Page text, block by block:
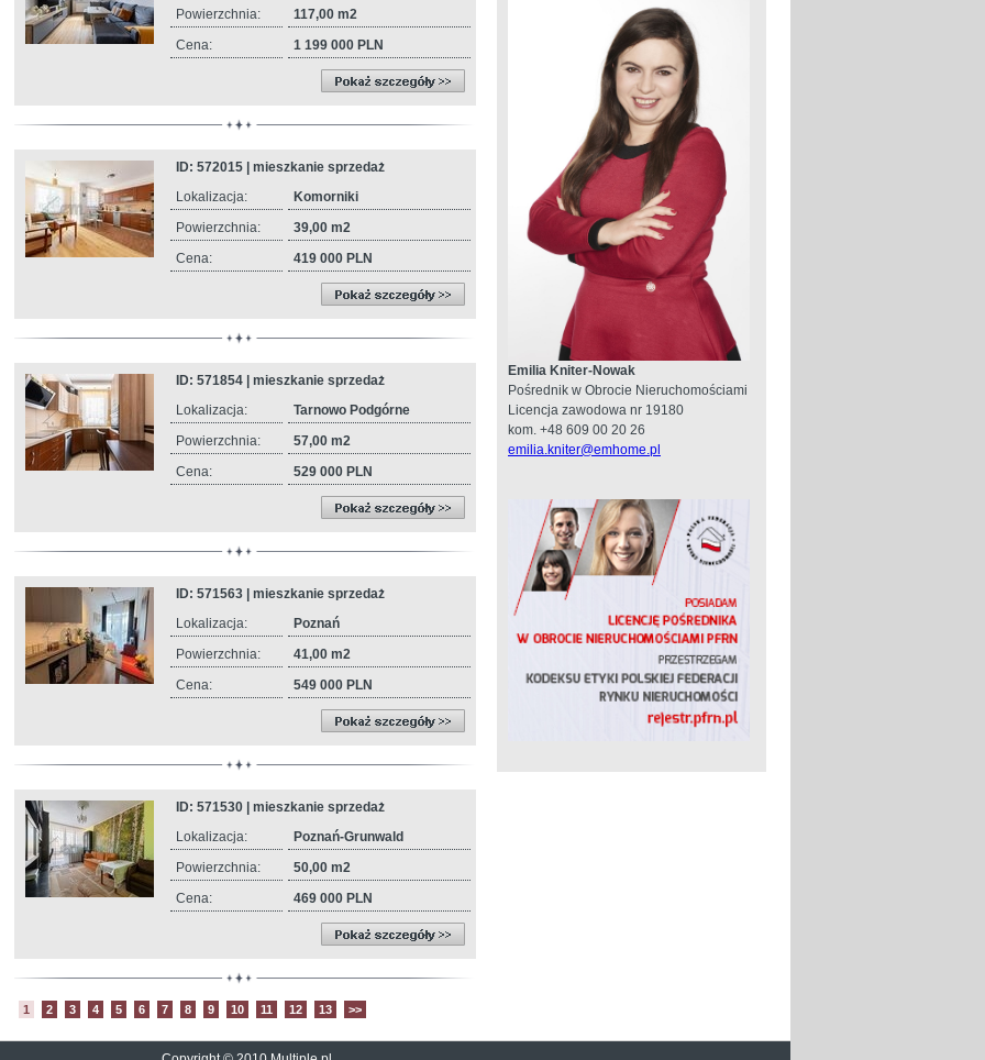
Powierzchnia:
117,00 m2
Cena:
1 199 000 PLN
ID: 572015 | mieszkanie sprzedaż
Lokalizacja:
Komorniki
Powierzchnia:
39,00 m2
Cena:
419 000 PLN
ID: 571854 | mieszkanie sprzedaż
Lokalizacja:
Tarnowo Podgórne
Powierzchnia:
57,00 m2
Cena:
529 000 PLN
ID: 571563 | mieszkanie sprzedaż
Lokalizacja:
Poznań
Powierzchnia:
41,00 m2
Cena:
549 000 PLN
ID: 571530 | mieszkanie sprzedaż
Lokalizacja:
Poznań-Grunwald
Powierzchnia:
50,00 m2
Cena:
469 000 PLN
1 2 3 4 5 6 7 8 9 10 11 12 13 >>
Emilia Kniter-Nowak
Pośrednik w Obrocie Nieruchomościami
Licencja zawodowa nr 19180
kom. +48 609 00 20 26
emilia.kniter@emhome.pl